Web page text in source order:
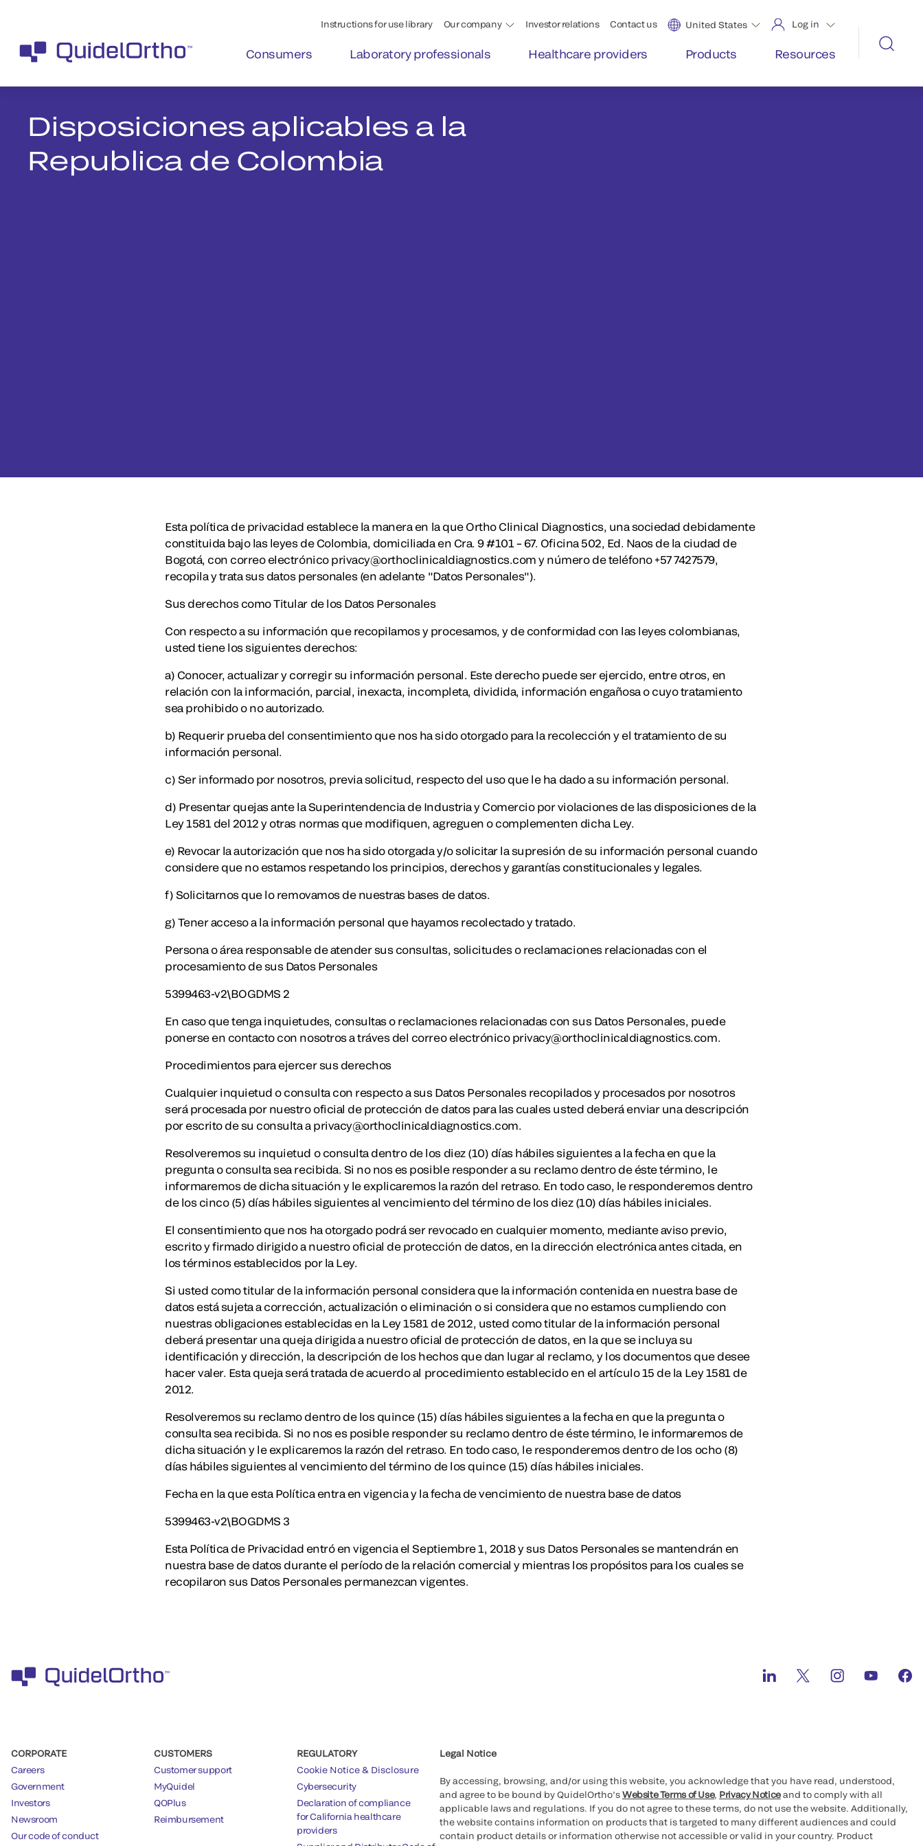
Instructions for use library Our company Investor relations Contact us United States Log in
Consumers Laboratory professionals Healthcare providers Products Resources
Disposiciones aplicables a la
Republica de Colombia
Esta política de privacidad establece la manera en la que Ortho Clinical Diagnostics, una sociedad debidamente
constituida bajo las leyes de Colombia, domiciliada en Cra. 9 #101 – 67. Oficina 502, Ed. Naos de la ciudad de
Bogotá, con correo electrónico privacy@orthoclinicaldiagnostics.com y número de teléfono +57 7427579,
recopila y trata sus datos personales (en adelante "Datos Personales").
Sus derechos como Titular de los Datos Personales
Con respecto a su información que recopilamos y procesamos, y de conformidad con las leyes colombianas,
usted tiene los siguientes derechos:
a) Conocer, actualizar y corregir su información personal. Este derecho puede ser ejercido, entre otros, en
relación con la información, parcial, inexacta, incompleta, dividida, información engañosa o cuyo tratamiento
sea prohibido o no autorizado.
b) Requerir prueba del consentimiento que nos ha sido otorgado para la recolección y el tratamiento de su
información personal.
c) Ser informado por nosotros, previa solicitud, respecto del uso que le ha dado a su información personal.
d) Presentar quejas ante la Superintendencia de Industria y Comercio por violaciones de las disposiciones de la
Ley 1581 del 2012 y otras normas que modifiquen, agreguen o complementen dicha Ley.
e) Revocar la autorización que nos ha sido otorgada y/o solicitar la supresión de su información personal cuando
considere que no estamos respetando los principios, derechos y garantías constitucionales y legales.
f) Solicitarnos que lo removamos de nuestras bases de datos.
g) Tener acceso a la información personal que hayamos recolectado y tratado.
Persona o área responsable de atender sus consultas, solicitudes o reclamaciones relacionadas con el
procesamiento de sus Datos Personales
5399463-v2\BOGDMS 2
En caso que tenga inquietudes, consultas o reclamaciones relacionadas con sus Datos Personales, puede
ponerse en contacto con nosotros a tráves del correo electrónico privacy@orthoclinicaldiagnostics.com.
Procedimientos para ejercer sus derechos
Cualquier inquietud o consulta con respecto a sus Datos Personales recopilados y procesados por nosotros
será procesada por nuestro oficial de protección de datos para las cuales usted deberá enviar una descripción
por escrito de su consulta a privacy@orthoclinicaldiagnostics.com.
Resolveremos su inquietud o consulta dentro de los diez (10) días hábiles siguientes a la fecha en que la
pregunta o consulta sea recibida. Si no nos es posible responder a su reclamo dentro de éste término, le
informaremos de dicha situación y le explicaremos la razón del retraso. En todo caso, le responderemos dentro
de los cinco (5) días hábiles siguientes al vencimiento del término de los diez (10) días hábiles iniciales.
El consentimiento que nos ha otorgado podrá ser revocado en cualquier momento, mediante aviso previo,
escrito y firmado dirigido a nuestro oficial de protección de datos, en la dirección electrónica antes citada, en
los términos establecidos por la Ley.
Si usted como titular de la información personal considera que la información contenida en nuestra base de
datos está sujeta a corrección, actualización o eliminación o si considera que no estamos cumpliendo con
nuestras obligaciones establecidas en la Ley 1581 de 2012, usted como titular de la información personal
deberá presentar una queja dirigida a nuestro oficial de protección de datos, en la que se incluya su
identificación y dirección, la descripción de los hechos que dan lugar al reclamo, y los documentos que desee
hacer valer. Esta queja será tratada de acuerdo al procedimiento establecido en el artículo 15 de la Ley 1581 de
2012.
Resolveremos su reclamo dentro de los quince (15) días hábiles siguientes a la fecha en que la pregunta o
consulta sea recibida. Si no nos es posible responder su reclamo dentro de éste término, le informaremos de
dicha situación y le explicaremos la razón del retraso. En todo caso, le responderemos dentro de los ocho (8)
días hábiles siguientes al vencimiento del término de los quince (15) días hábiles iniciales.
Fecha en la que esta Política entra en vigencia y la fecha de vencimiento de nuestra base de datos
5399463-v2\BOGDMS 3
Esta Política de Privacidad entró en vigencia el Septiembre 1, 2018 y sus Datos Personales se mantendrán en
nuestra base de datos durante el período de la relación comercial y mientras los propósitos para los cuales se
recopilaron sus Datos Personales permanezcan vigentes.
CORPORATE
Careers
Government
Investors
Newsroom
Our code of conduct
CUSTOMERS
Customer support
MyQuidel
QOPlus
Reimbursement
REGULATORY
Cookie Notice & Disclosure
Cybersecurity
Declaration of compliance
for California healthcare
providers
Legal Notice
By accessing, browsing, and/or using this website, you acknowledge that you have read, understood,
and agree to be bound by QuidelOrtho’sWebsite Terms of Use, Privacy Noticeand to comply with all
applicable laws and regulations. If you do not agree to these terms, do not use the website. Additionally,
the website contains information on products that is targeted to many different audiences and could
contain product details or information otherwise not accessible or valid in your country. Product